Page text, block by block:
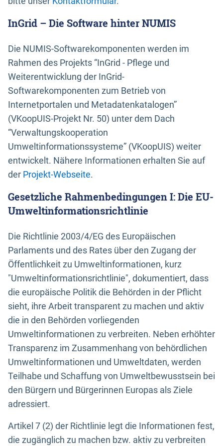
InGrid – Die Software hinter NUMIS
Die NUMIS-Softwarekomponenten werden im
Rahmen des Projekts “InGrid - Pflege und
Weiterentwicklung der InGrid-
Softwarekomponenten zum Betrieb von
Internetportalen und Metadatenkatalogen”
(VKoopUIS-Projekt Nr. 50) unter dem Dach
“Verwaltungskooperation
Umweltinformationssysteme” (VKoopUIS) weiter
entwickelt. Nähere Informationen erhalten Sie auf
der Projekt-Webseite.
Gesetzliche Rahmenbedingungen I: Die EU-
Umweltinformationsrichtlinie
Die Richtlinie 2003/4/EG des Europäischen
Parlaments und des Rates über den Zugang der
Öffentlichkeit zu Umweltinformationen, kurz
"Umweltinformationsrichtlinie", dokumentiert, dass
die europäische Politik die Behörden in der Pflicht
sieht, ihre Arbeit transparent zu machen und aktiv
die in den Behörden vorliegenden
Umweltinformationen zu verbreiten. Neben erhöhter
Transparenz im Zusammenhang von behördlichen
Umweltinformationen und Umweltdaten, werden
Teilhabe und Schaffung von Umweltbewusstsein bei
den Bürgern und Bürgerinnen Europas als Ziele
adressiert.
Artikel 7 (2) der Richtlinie legt die Informationen fest,
die zugänglich zu machen bzw. aktiv zu verbreiten